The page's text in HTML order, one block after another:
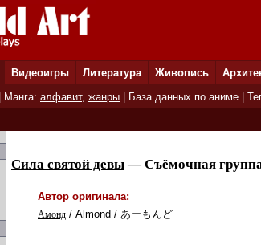
Видеоигры Литература Живопись
| Манга: алфавит, жанры База данных по аниме
Сила святой девы— Съёмочная
Автор оригинала:
Амонд / Almond / あーもんど